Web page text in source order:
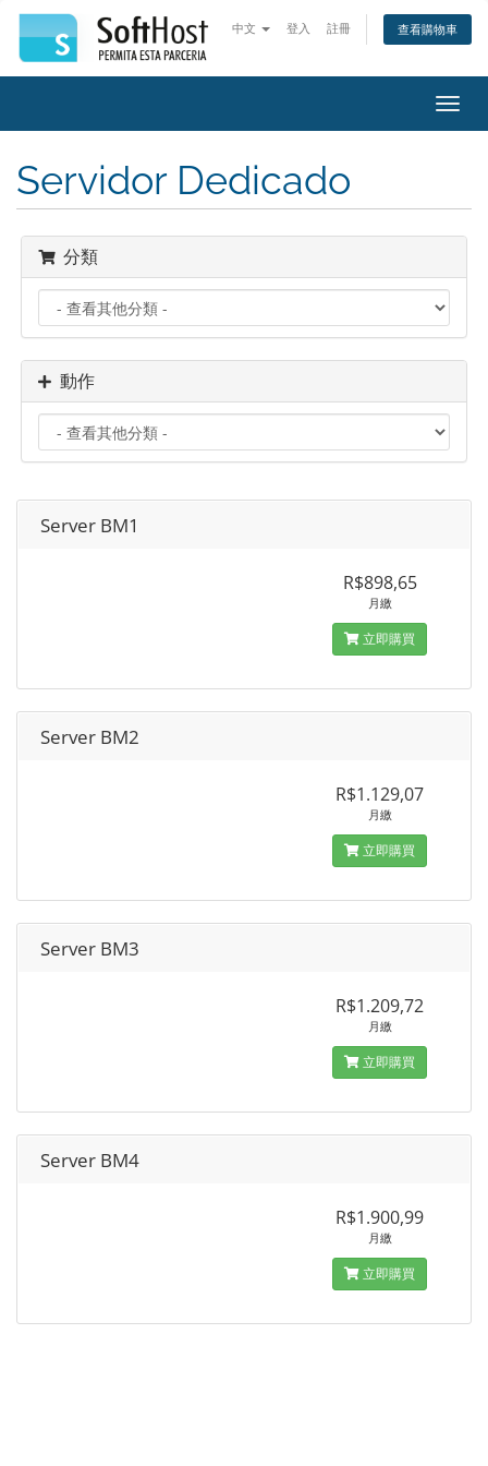
中文 登入 註冊 查看購物車
切
換
Servidor Dedicado
分類
動作
Server BM1
R$898,65
月繳
立即購買
Server BM2
R$1.129,07
月繳
立即購買
Server BM3
R$1.209,72
月繳
立即購買
Server BM4
R$1.900,99
月繳
立即購買